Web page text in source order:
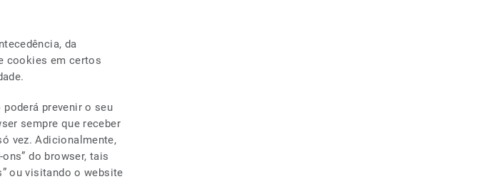
da
cookies em certos
prevenir o seu
sempre que receber
vez. Adicionalmente,
do browser, tais
ou visitando o website